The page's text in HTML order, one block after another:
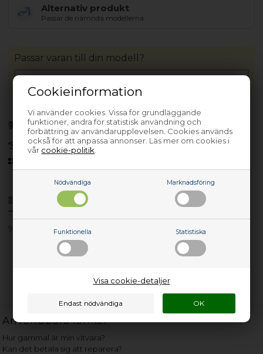
Cookieinformation
Vi använder cookies. Vissa för grundläggande
funktioner, andra för statistisk användning och
förbättring av användarupplevelsen. Cookies används
också för att anpassa annonser. Läs mer om cookies i
vår cookie-politik
Nödvändiga Marknadsföring
Funktionella Statistiska
Visa cookie-detaljer
Alternativ produkt
Passar de nämnda modellerna.
Produktinfo
91143439705
Förhandsbeställa
(Lev. 3-5 arbetsdagar.Läs mer)
30 dagars returrätt
Passar varan till din modell?
Användbara länkar
Hur gammal är min vitvara?
Kan det betala sig att reparera?